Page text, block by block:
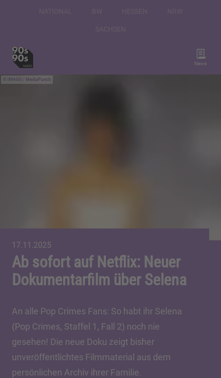
News
IMAGO / MediaPunch
17.11.2025
Ab sofort auf Netflix: Neuer
Dokumentarfilm über Selena
An alle Pop Crimes Fans: So habt ihr Selena
(Pop Crimes, Staffel 1, Fall 2) noch nie
gesehen! Die neue Doku zeigt bisher
unveröffentlichtes Filmmaterial aus dem
persönlichen Archiv ihrer Familie.